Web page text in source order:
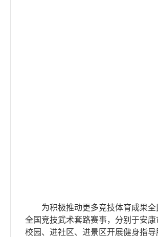
为积极推动更多竞技体育成果全民
全国竞技武术套路赛事，分别于安
校园、进社区、进景区开展健身指